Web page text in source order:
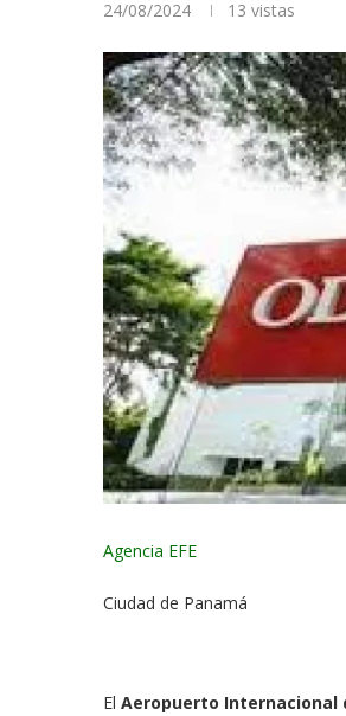
24/08/2024 13 vistas
Agencia EFE
Ciudad de Panamá
El Aeropuerto Internacional